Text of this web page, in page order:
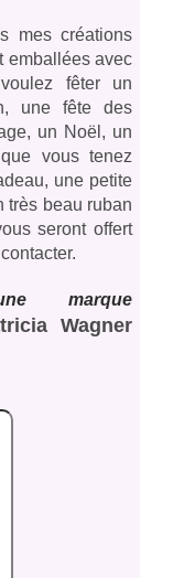
mes créations
emballées avec
fêter un
une fête des
un Noël, un
vous tenez
une petite
très beau ruban
seront offert
marque
Wagner